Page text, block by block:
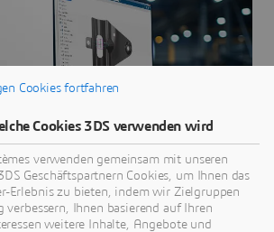
Cookies fortfahren
Cookies 3DS verwenden wird
verwenden gemeinsam mit unseren
Geschäftspartnern Cookies, um Ihnen das
Erlebnis zu bieten, indem wir Zielgruppen
verbessern, Ihnen basierend auf Ihren
weitere Inhalte, Angebote und